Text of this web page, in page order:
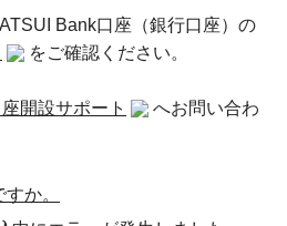
Bank口座（銀行口座）の
をご確認ください。
開設サポート
へお問い合わ
か。